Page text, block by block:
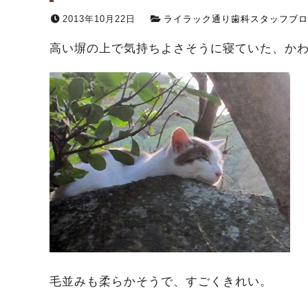
2013年10月22日 ライラック通り歯科スタッフブ
高い塀の上で気持ちよさそうに寝ていた、か
毛並みも柔らかそうで、すごくきれい。